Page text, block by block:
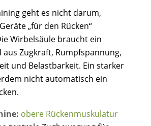
geht es nicht darum,
„für den Rücken“
Wirbelsäule braucht ein
aus Zugkraft, Rumpfspannung,
und Belastbarkeit. Ein starker
nicht automatisch ein
obere Rückenmuskulatur